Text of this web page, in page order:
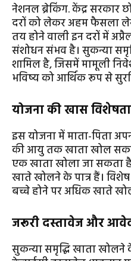
नेशनल ब्रेकिंग. केंद्र सरकार
दरों को लेकर अहम फैसला
तय होने वाली इन दरों में
संशोधन संभव है। सुकन्या
शामिल है, जिसमें मामूली
भविष्य को आर्थिक रूप से
योजना की खास
इस योजना में माता-पिता
की आयु तक खाता खोल
एक खाता खोला जा सकता
खाते खोलने के पात्र हैं।
बच्चे होने पर अधिक खाते
जरूरी दस्तावेज और
सुकन्या समृद्धि खाता खोलने